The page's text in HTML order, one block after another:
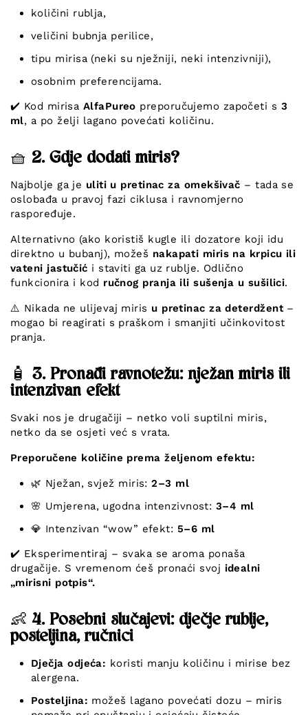
količini rublja,
veličini bubnja perilice,
tipu mirisa (neki su nježniji, neki intenzivniji),
osobnim preferencijama.
✔️ Kod mirisa AlfaPureo preporučujemo započeti s 3
ml, a po želji lagano povećati količinu.
🧺 2. Gdje dodati miris?
Najbolje ga je uliti u pretinac za omekšivač – tada se
oslobađa u pravoj fazi ciklusa i ravnomjerno
raspoređuje.
Alternativno (ako koristiš kugle ili dozatore koji idu
direktno u bubanj), možeš nakapati miris na krpicu ili
vateni jastučić i staviti ga uz rublje. Odlično
funkcionira i kod ručnog pranja ili sušenja u sušilici.
⚠️ Nikada ne ulijevaj miris u pretinac za deterdžent–
mogao bi reagirati s praškom i smanjiti učinkovitost
pranja.
🧴 3. Pronađi ravnotežu: nježan miris ili
intenzivan efekt
Svaki nos je drugačiji – netko voli suptilni miris,
netko da se osjeti već s vrata.
Preporučene količine prema željenom efektu:
🌿 Nježan, svjež miris:2–3 ml
🌸 Umjerena, ugodna intenzivnost: 3–4 ml
💎 Intenzivan “wow” efekt: 5–6 ml
✔️ Eksperimentiraj – svaka se aroma ponaša
drugačije. S vremenom ćeš pronaći svoj idealni
„mirisni potpis“.
👶 4. Posebni slučajevi: dječje rublje,
posteljina, ručnici
Dječja odjeća: koristi manju količinu i mirise bez
alergena.
Posteljina: možeš lagano povećati dozu – miris